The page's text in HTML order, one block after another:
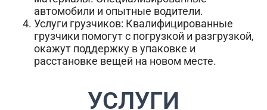
автомобили и опытные водители.
Услуги грузчиков: Квалифицированные
грузчики помогут с погрузкой и разгрузкой,
окажут поддержку в упаковке и
расстановке вещей на новом месте.
УСЛУГИ